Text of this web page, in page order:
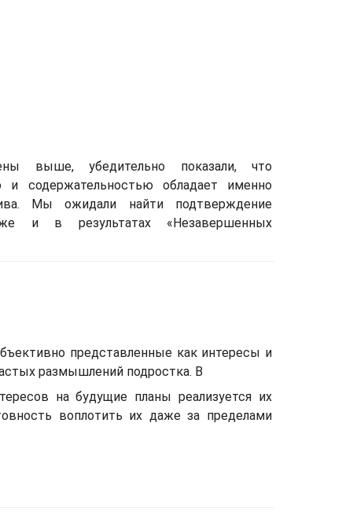
выше, убедительно показали, что
и содержательностью обладает именно
Мы ожидали найти подтверждение
и в результатах «Незавершенных
представленные как интересы и
размышлений подростка. В
на будущие планы реализуется их
воплотить их даже за пределами